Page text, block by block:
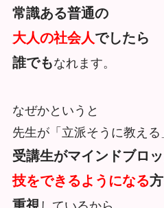
常識ある普通の
大人の社会人でしたら
誰でもなれます。
なぜかというと
先生が「立派そうに教える
受講生がマインドブロ
技をできるようになる